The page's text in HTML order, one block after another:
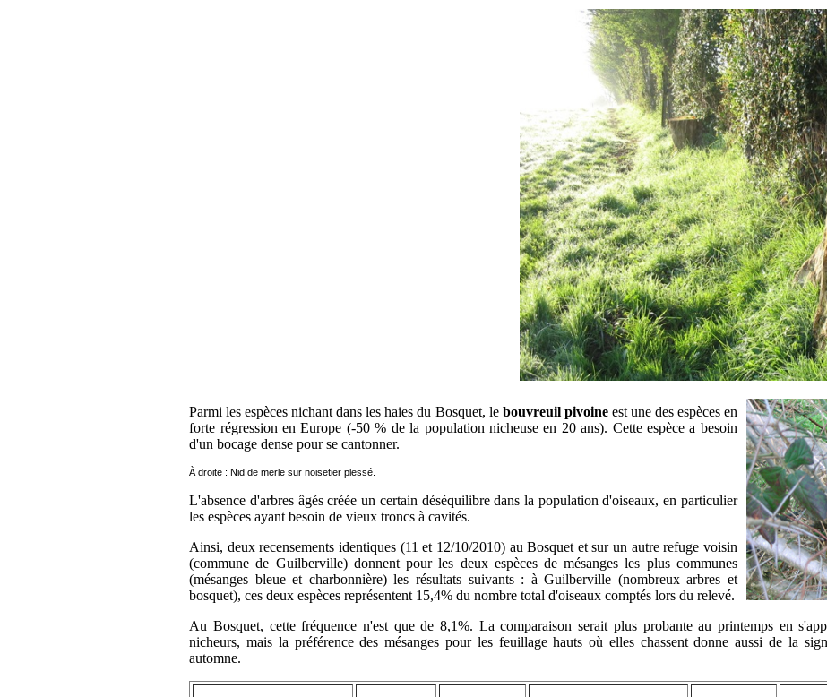
Parmi les espèces nichant dans les haies du Bosquet, le bouvreuil pivoineest une des espèces en
forte régression en Europe (-50 % de la population nicheuse en 20 ans). Cette espèce a besoin
d'un bocage dense pour se cantonner.
À droite : Nid de merle sur noisetier plessé.
L'absence d'arbres âgés créée un certain déséquilibre dans la population d'oiseaux, en particulier
les espèces ayant besoin de vieux troncs à cavités.
Ainsi, deux recensements identiques (11 et 12/10/2010) au Bosquet et sur un autre refuge voisin
(commune de Guilberville) donnent pour les deux espèces de mésanges les plus communes
(mésanges bleue et charbonnière) les résultats suivants : à Guilberville (nombreux arbres et
bosquet), ces deux espèces représentent 15,4% du nombre total d'oiseaux comptés lors du relevé.
Au Bosquet, cette fréquence n'est que de 8,1%. La comparaison serait plus probante au printemps en
nicheurs, mais la préférence des mésanges pour les feuillage hauts où elles chassent donne aussi de la
automne.